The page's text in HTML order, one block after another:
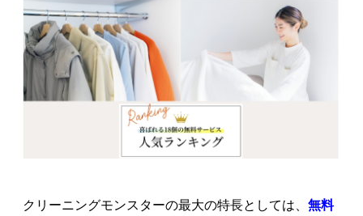
クリーニングモンスターの最大の特長としては、 無料